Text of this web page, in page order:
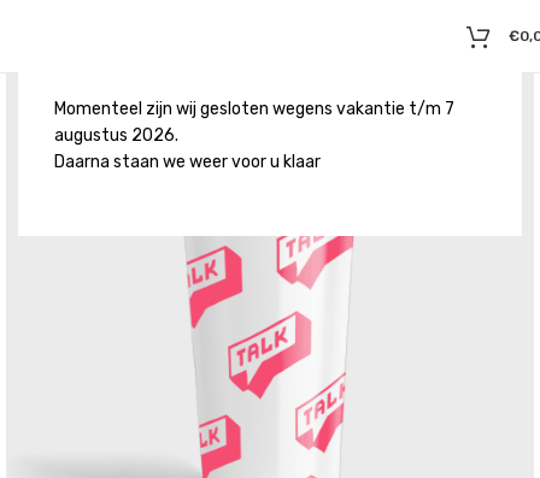
Momenteel zijn wij gesloten wegens vakantie t/m 7
augustus 2026.
Daarna staan we weer voor u klaar
€